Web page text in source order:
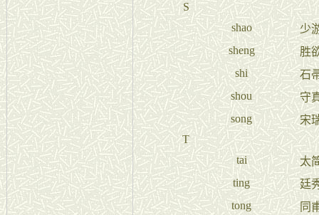
S
shao
少
sheng
胜
shi
石
shou
守
song
宋
T
tai
太
ting
廷
tong
同